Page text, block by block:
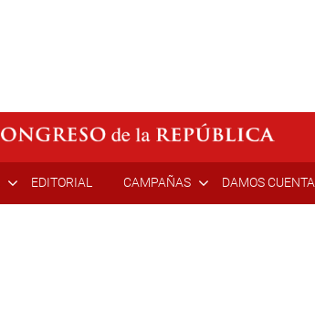
EDITORIAL CAMPAÑAS DAMOS CUENTA